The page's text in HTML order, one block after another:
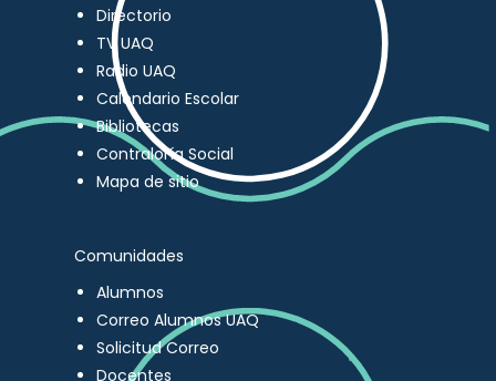
Directorio
TV UAQ
Radio UAQ
Calendario Escolar
Bibliotecas
Contraloría Social
Mapa de sitio
Comunidades
Alumnos
Correo Alumnos UAQ
Solicitud Correo
Docentes